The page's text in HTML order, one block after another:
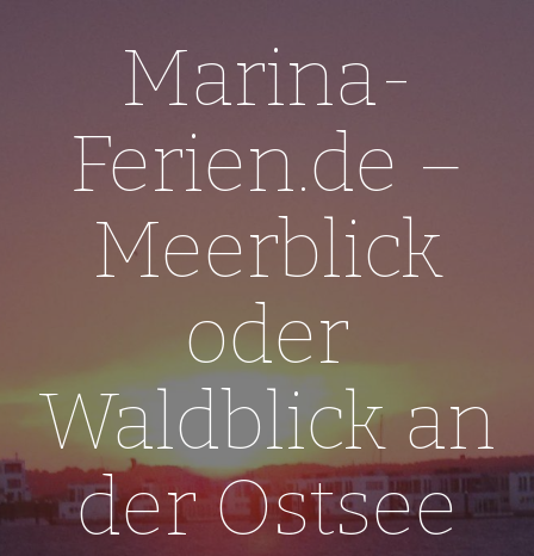
Marina-
Ferien.de –
Meerblick
oder
Waldblick an
der Ostsee